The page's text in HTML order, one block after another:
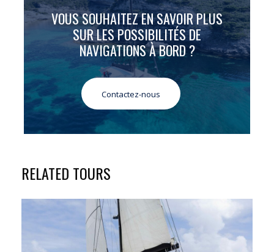
VOUS SOUHAITEZ EN SAVOIR PLUS
SUR LES POSSIBILITÉS DE
NAVIGATIONS À BORD ?
Contactez-nous
MILLES
Ce sera une navigation agréable au largue et
Avel Vaez naviguera très vite.
En fin de journée, le temps passé à faire du
snorkeling sur le récif laissera des souvenirs
inoubliables.
JOUR 4
MAYREAU - PETIT SAINT
Vous découvrirez un nouveau lieu d’escale, où
RELATED TOURS